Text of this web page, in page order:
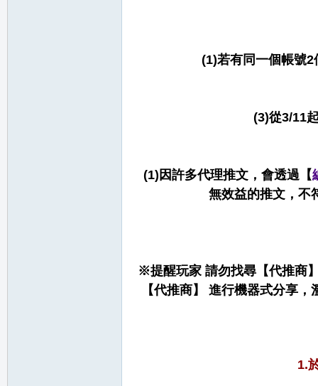
(1)若有同一個帳號
(3)從3/11
(1)因許多代理推文，會透過【
無效益的推文，不
※提醒玩家 請勿找尋【代推商
【代推商】 進行機器式分享
1.